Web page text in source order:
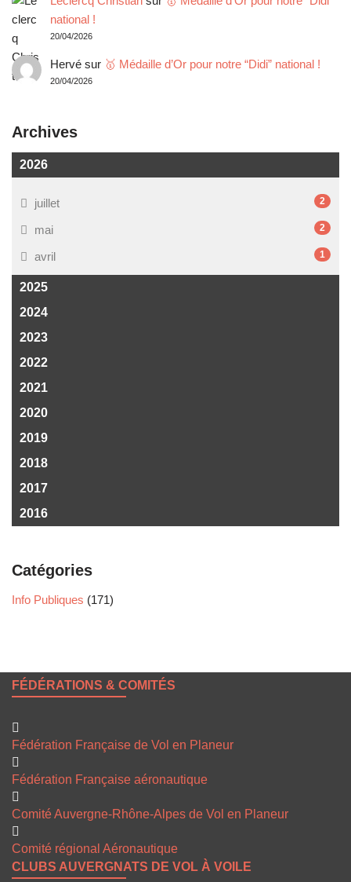
national !
20/04/2026
Hervésur 🥇 Médaille d’Or pour notre “Didi” national !
20/04/2026
Archives
2026
juillet 2
mai 2
avril 1
2025
2024
2023
2022
2021
2020
2019
2018
2017
2016
Catégories
Info Publiques (171)
FÉDÉRATIONS & COMITÉS
Fédération Française de Vol en Planeur
Fédération Française aéronautique
Comité Auvergne-Rhône-Alpes de Vol en Planeur
Comité régional Aéronautique
CLUBS AUVERGNATS DE VOL À VOILE